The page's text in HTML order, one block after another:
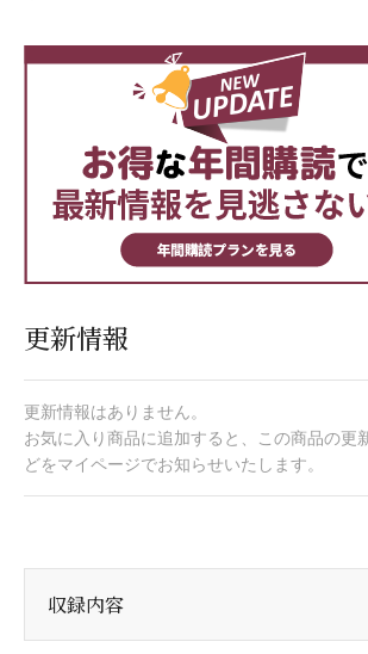
地域にある看護学校の定員充足率の低下、ま
看護師不足の解消のため、今、その地域に住
看護学校サテライト教室の取り組みが始まり
ライト教室に入学した学生は、講義はオンラ
元の医療機関で実施することになり、自らが
要がありません。
サテライト教室の設立に向けて先駆けとなっ
紹介します。開設に向けた学校側の準備や行
た。
更新情報
更新情報はありません。
お気に入り商品に追加すると、この商品の更
どをマイページでお知らせいたします。
収録内容